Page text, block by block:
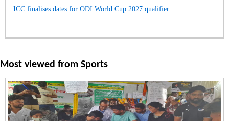
ICC finalises dates for ODI World Cup 2027 qualifier...
Most viewed from Sports